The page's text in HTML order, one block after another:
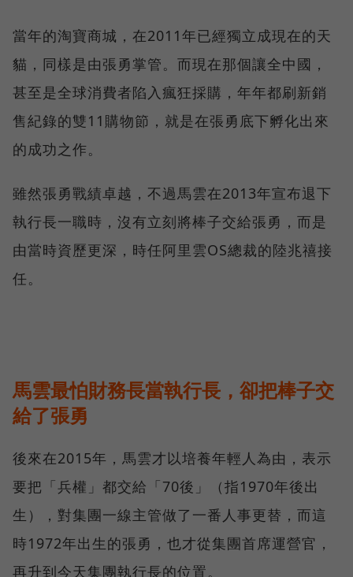
當年的淘寶商城，在2011年已經獨立成現在的天
貓，同樣是由張勇掌管。而現在那個讓全中國，
甚至是全球消費者陷入瘋狂採購，年年都刷新銷
售紀錄的雙11購物節，就是在張勇底下孵化出來
的成功之作。
雖然張勇戰績卓越，不過馬雲在2013年宣布退下
執行長一職時，沒有立刻將棒子交給張勇，而是
由當時資歷更深，時任阿里雲OS總裁的陸兆禧接
任。
馬雲最怕財務長當執行長，卻把棒子交
給了張勇
後來在2015年，馬雲才以培養年輕人為由，表示
要把「兵權」都交給「70後」（指1970年後出
生），對集團一線主管做了一番人事更替，而這
時1972年出生的張勇，也才從集團首席運營官，
再升到今天集團執行長的位置。